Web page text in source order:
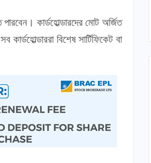
কার্ডহোল্ডারদের মোট অর্জিত
বিশেষ সার্টিফিকেট বা